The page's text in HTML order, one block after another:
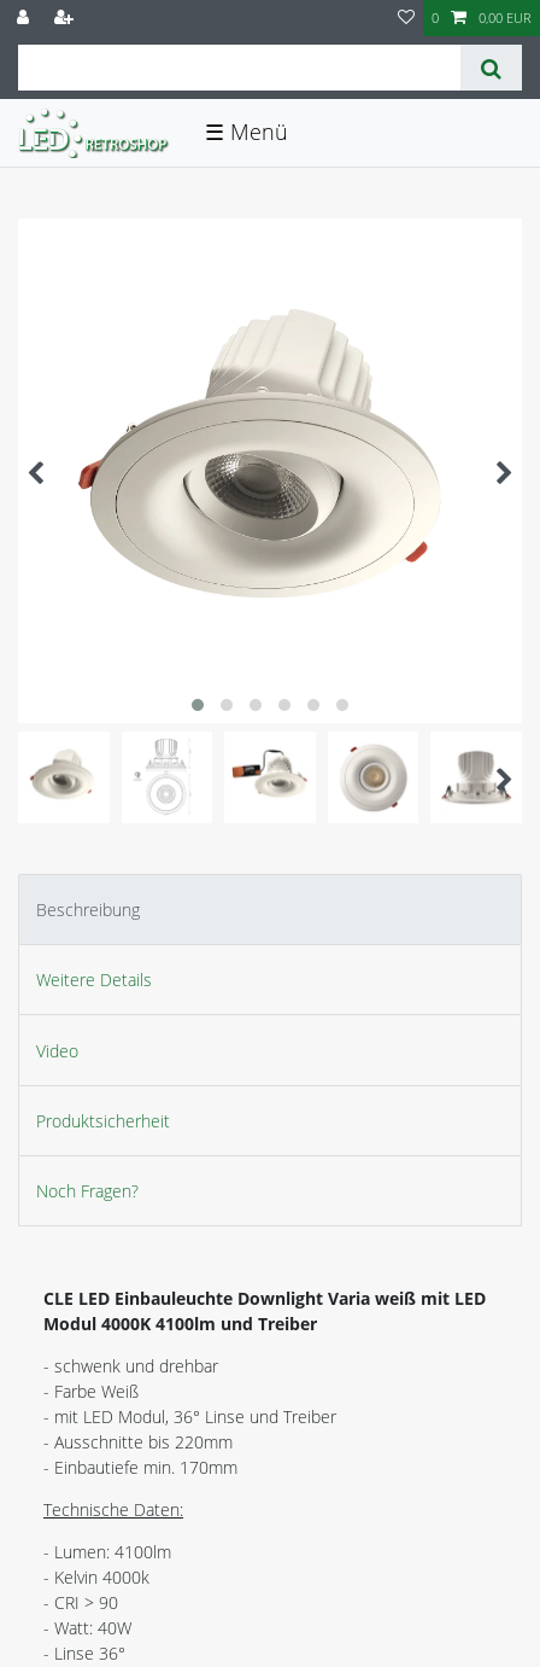
0 0,00 EUR
☰
Beschreibung
Weitere Details
Video
Produktsicherheit
Noch Fragen?
CLE LED Einbauleuchte Downlight Varia weiß mit LED
Modul 4000K 4100lm und Treiber
- schwenk und drehbar
- Farbe Weiß
- mit LED Modul, 36° Linse und Treiber
- Ausschnitte bis 220mm
- Einbautiefe min. 170mm
Technische Daten:
- Lumen: 4100lm
- Kelvin 4000k
- CRI > 90
- Watt: 40W
- Linse 36°